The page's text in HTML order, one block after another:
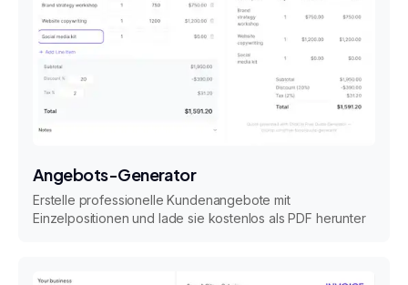
Angebots-Generator
Erstelle professionelle Kundenangebote mit
Einzelpositionen und lade sie kostenlos als PDF herunter